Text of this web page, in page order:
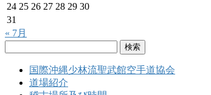
24 25 26 27 28 29 30
31
« 7月
国際沖縄少林流聖武館空手道協会
道場紹介